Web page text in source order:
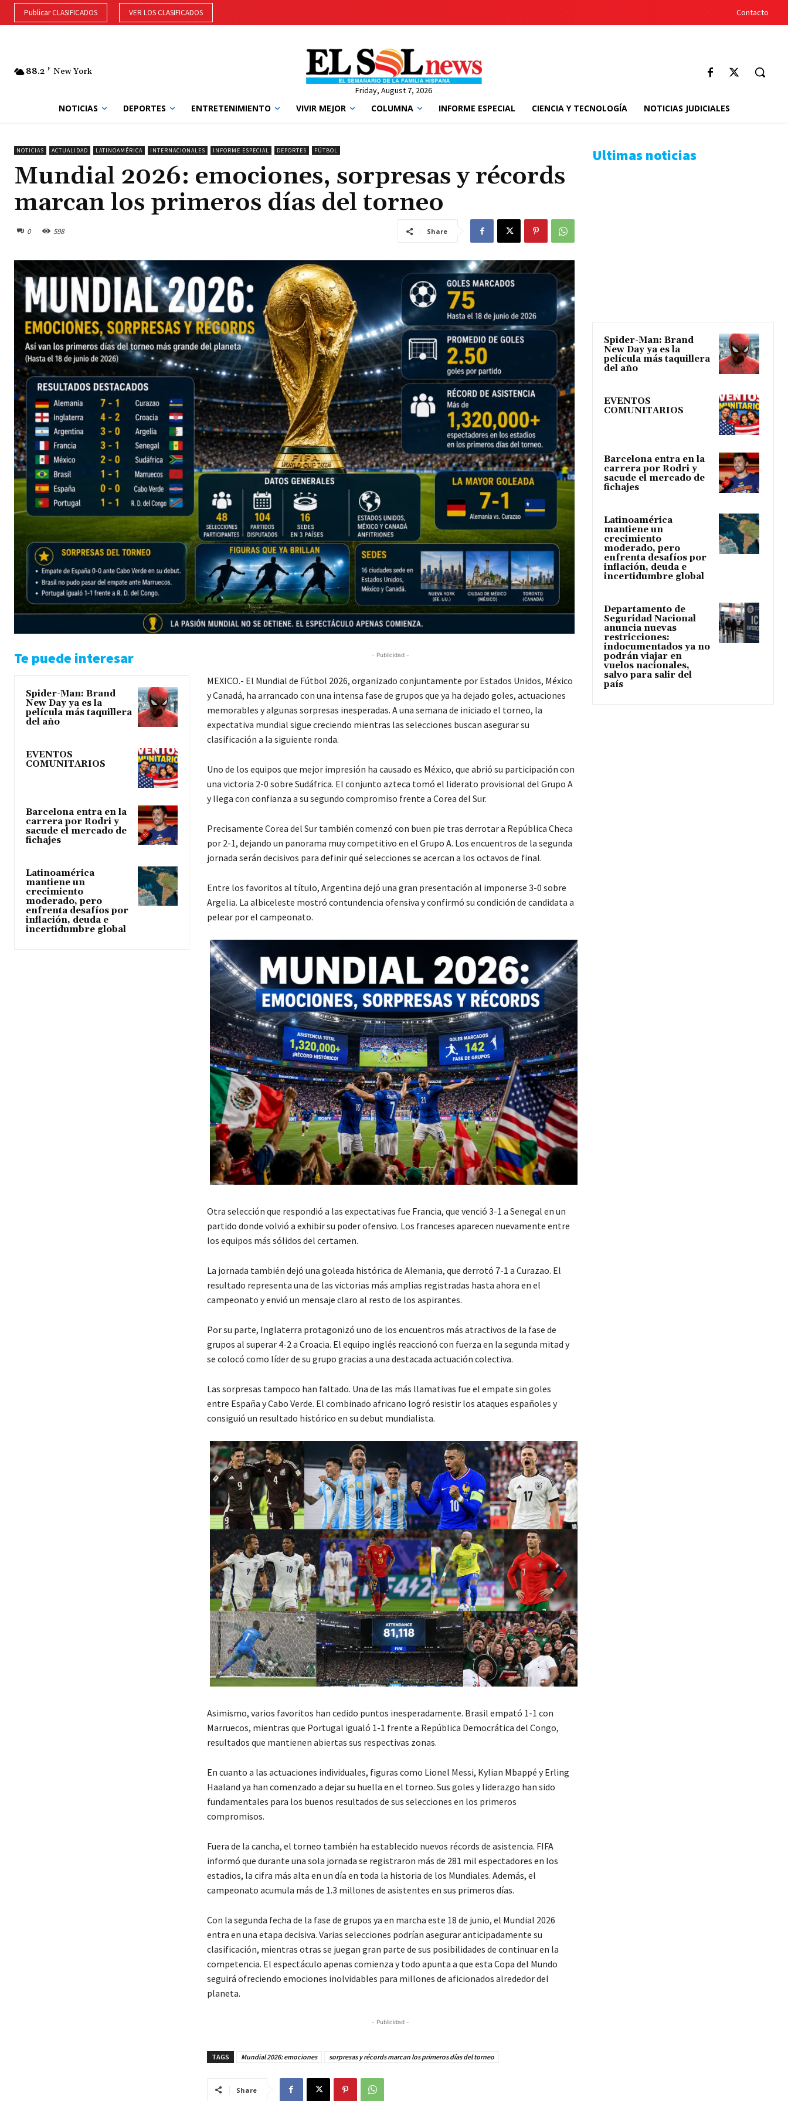
Publicar CLASIFICADOS VER LOS CLASIFICADOS Contacto
88.2 F New York
Friday, August 7, 2026
NOTICIAS DEPORTES ENTRETENIMIENTO VIVIR MEJOR COLUMNA INFORME ESPECIAL CIENCIA Y TECNOLOGÍA NOTICIAS JUDICIALES
NOTICIAS ACTUALIDAD LATINOAMÉRICA INTERNACIONALES INFORME ESPECIAL DEPORTES FÚTBOL
Mundial 2026: emociones, sorpresas y récords
marcan los primeros días del torneo
0 598 Share
Te puede interesar
Spider-Man: Brand
New Day ya es la
película más taquillera
del año
EVENTOS
COMUNITARIOS
Barcelona entra en la
carrera por Rodri y
sacude el mercado de
fichajes
Latinoamérica
mantiene un
crecimiento
moderado, pero
enfrenta desafíos por
inflación, deuda e
incertidumbre global
- Publicidad -
MEXICO.- El Mundial de Fútbol 2026, organizado conjuntamente por Estados Unidos, México
yCanadá, ha arrancado con una intensa fase de grupos que ya ha dejado goles, actuaciones
memorables y algunas sorpresas inesperadas. A una semana de iniciado el torneo, la
expectativa mundial sigue creciendo mientras las selecciones buscan asegurar su
clasificación a la siguiente ronda.
Uno de los equipos que mejor impresión ha causado es México, que abrió su participación con
una victoria 2-0 sobre Sudáfrica. El conjunto azteca tomó el liderato provisional del Grupo A
y llega con confianza a su segundo compromiso frente a Corea del Sur.
Precisamente Corea del Sur también comenzó con buen pie tras derrotar a República Checa
por 2-1, dejando un panorama muy competitivo en el Grupo A. Los encuentros de la segunda
jornada serán decisivos para definir qué selecciones se acercan a los octavos de final.
Entre los favoritos al título, Argentina dejó una gran presentación al imponerse 3-0 sobre
Argelia. La albiceleste mostró contundencia ofensiva y confirmó su condición de candidata a
pelear por el campeonato.
Otra selección que respondió a las expectativas fue Francia, que venció 3-1 a Senegal en un
partido donde volvió a exhibir su poder ofensivo. Los franceses aparecen nuevamente entre
los equipos más sólidos del certamen.
La jornada también dejó una goleada histórica de Alemania, que derrotó 7-1 a Curazao. El
resultado representa una de las victorias más amplias registradas hasta ahora en el
campeonato y envió un mensaje claro al resto de los aspirantes.
Por su parte, Inglaterra protagonizó uno de los encuentros más atractivos de la fase de
grupos al superar 4-2 a Croacia. El equipo inglés reaccionó con fuerza en la segunda mitad y
se colocó como líder de su grupo gracias a una destacada actuación colectiva.
Las sorpresas tampoco han faltado. Una de las más llamativas fue el empate sin goles
entre España yCabo Verde. El combinado africano logró resistir los ataques españoles y
consiguió un resultado histórico en su debut mundialista.
Asimismo, varios favoritos han cedido puntos inesperadamente. Brasil empató 1-1 con
Marruecos, mientras que Portugal igualó 1-1 frente a República Democrática del Congo,
resultados que mantienen abiertas sus respectivas zonas.
En cuanto a las actuaciones individuales, figuras como Lionel Messi, Kylian Mbappé yErling
Haaland ya han comenzado a dejar su huella en el torneo. Sus goles y liderazgo han sido
fundamentales para los buenos resultados de sus selecciones en los primeros
compromisos.
Fuera de la cancha, el torneo también ha establecido nuevos récords de asistencia. FIFA
informó que durante una sola jornada se registraron más de 281 mil espectadores en los
estadios, la cifra más alta en un día en toda la historia de los Mundiales. Además, el
campeonato acumula más de 1.3 millones de asistentes en sus primeros días.
Con la segunda fecha de la fase de grupos ya en marcha este 18 de junio, el Mundial 2026
entra en una etapa decisiva. Varias selecciones podrían asegurar anticipadamente su
clasificación, mientras otras se juegan gran parte de sus posibilidades de continuar en la
competencia. El espectáculo apenas comienza y todo apunta a que esta Copa del Mundo
seguirá ofreciendo emociones inolvidables para millones de aficionados alrededor del
planeta.
- Publicidad -
TAGS Mundial 2026: emociones sorpresas y récords marcan los primeros días del torneo
Share
Ultimas noticias
Spider-Man: Brand
New Day ya es la
película más taquillera
del año
EVENTOS
COMUNITARIOS
Barcelona entra en la
carrera por Rodri y
sacude el mercado de
fichajes
Latinoamérica
mantiene un
crecimiento
moderado, pero
enfrenta desafíos por
inflación, deuda e
incertidumbre global
Departamento de
Seguridad Nacional
anuncia nuevas
restricciones:
indocumentados ya no
podrán viajar en
vuelos nacionales,
salvo para salir del
país